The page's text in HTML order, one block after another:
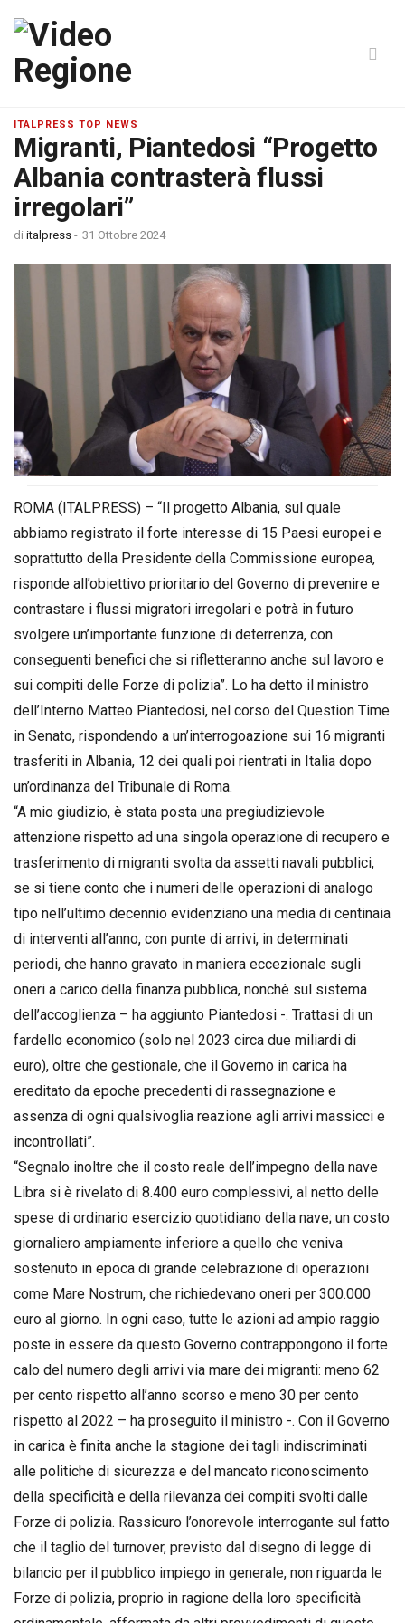
ITALPRESS TOP NEWS
Migranti, Piantedosi “Progetto
Albania contrasterà flussi
irregolari”
di italpress - 31 Ottobre 2024
ROMA (ITALPRESS) – “Il progetto Albania, sul quale
abbiamo registrato il forte interesse di 15 Paesi europei e
soprattutto della Presidente della Commissione europea,
risponde all’obiettivo prioritario del Governo di prevenire e
contrastare i flussi migratori irregolari e potrà in futuro
svolgere un’importante funzione di deterrenza, con
conseguenti benefici che si rifletteranno anche sul lavoro e
sui compiti delle Forze di polizia”. Lo ha detto il ministro
dell’Interno Matteo Piantedosi, nel corso del Question Time
in Senato, rispondendo a un’interrogoazione sui 16 migranti
trasferiti in Albania, 12 dei quali poi rientrati in Italia dopo
un’ordinanza del Tribunale di Roma.
“A mio giudizio, è stata posta una pregiudizievole
attenzione rispetto ad una singola operazione di recupero e
trasferimento di migranti svolta da assetti navali pubblici,
se si tiene conto che i numeri delle operazioni di analogo
tipo nell’ultimo decennio evidenziano una media di centinaia
di interventi all’anno, con punte di arrivi, in determinati
periodi, che hanno gravato in maniera eccezionale sugli
oneri a carico della finanza pubblica, nonchè sul sistema
dell’accoglienza – ha aggiunto Piantedosi -. Trattasi di un
fardello economico (solo nel 2023 circa due miliardi di
euro), oltre che gestionale, che il Governo in carica ha
ereditato da epoche precedenti di rassegnazione e
assenza di ogni qualsivoglia reazione agli arrivi massicci e
incontrollati”.
“Segnalo inoltre che il costo reale dell’impegno della nave
Libra si è rivelato di 8.400 euro complessivi, al netto delle
spese di ordinario esercizio quotidiano della nave; un costo
giornaliero ampiamente inferiore a quello che veniva
sostenuto in epoca di grande celebrazione di operazioni
come Mare Nostrum, che richiedevano oneri per 300.000
euro al giorno. In ogni caso, tutte le azioni ad ampio raggio
poste in essere da questo Governo contrappongono il forte
calo del numero degli arrivi via mare dei migranti: meno 62
per cento rispetto all’anno scorso e meno 30 per cento
rispetto al 2022 – ha proseguito il ministro -. Con il Governo
in carica è finita anche la stagione dei tagli indiscriminati
alle politiche di sicurezza e del mancato riconoscimento
della specificità e della rilevanza dei compiti svolti dalle
Forze di polizia. Rassicuro l’onorevole interrogante sul fatto
che il taglio del turnover, previsto dal disegno di legge di
bilancio per il pubblico impiego in generale, non riguarda le
Forze di polizia, proprio in ragione della loro specificità